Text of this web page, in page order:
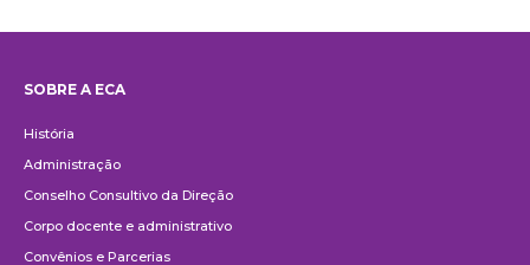
SOBRE A ECA
História
Administração
Conselho Consultivo da Direção
Corpo docente e administrativo
Convênios e Parcerias